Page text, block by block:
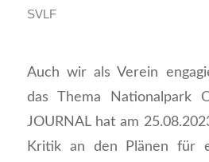
SVLF
Auch wir als Verein
das Thema Nationalpark
JOURNAL hat am
Kritik an den Plänen für